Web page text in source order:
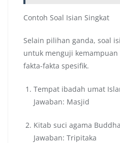
Contoh Soal Isian Singkat
Selain pilihan ganda, soal
untuk menguji
fakta-fakta spesifik.
Tempat ibadah umat
Jawaban: Masjid
Kitab suci agama Buddha
Jawaban: Tripitaka